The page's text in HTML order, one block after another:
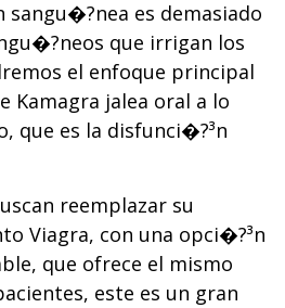
sangu�?­nea es demasiado
que irrigan los
el enfoque principal
Kamagra jalea oral a lo
que es la disfunci�?³n
reemplazar su
Viagra, con una opci�?³n
que ofrece el mismo
este es un gran